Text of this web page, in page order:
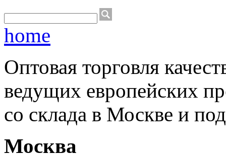
home
Оптовая торговля
ведущих европейских
со склада в Москве и под
Москва